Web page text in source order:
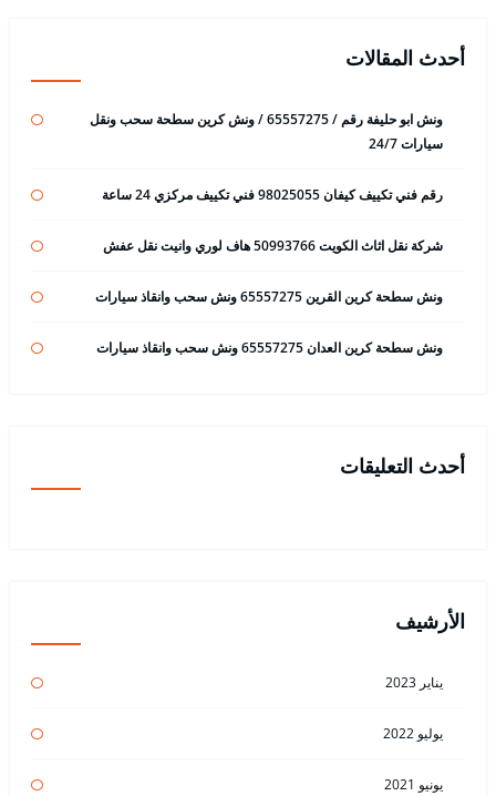
أحدث المقالات
ونش ابو حليفة رقم / 65557275 / ونش كرين سطحة سحب ونقل
سيارات 24/7
رقم فني تكييف كيفان 98025055 فني تكييف مركزي 24 ساعة
شركة نقل اثاث الكويت 50993766 هاف لوري وانيت نقل عفش
ونش سطحة كرين القرين 65557275 ونش سحب وانقاذ سيارات
ونش سطحة كرين العدان 65557275 ونش سحب وانقاذ سيارات
أحدث التعليقات
الأرشيف
يناير 2023
يوليو 2022
يونيو 2021